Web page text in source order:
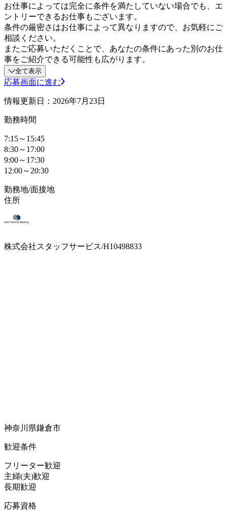
お仕事によっては完全に条件を満たしていない場合でも、エ
ントリーできるお仕事もございます。
条件の厳密さはお仕事によって異なりますので、お気軽にご
相談ください。
またご応募いただくことで、あなたの条件にあった別のお仕
事をご紹介できる可能性も広がります。
全て表示
応募画面に進む
情報更新日：2026年7月23日
勤務時間
7:15～15:45
8:30～17:00
9:00～17:30
12:00～20:30
勤務地/面接地
住所
株式会社スタッフサービス/H10498833
神奈川県鎌倉市
歓迎条件
フリーター歓迎
主婦(夫)歓迎
長期歓迎
応募資格